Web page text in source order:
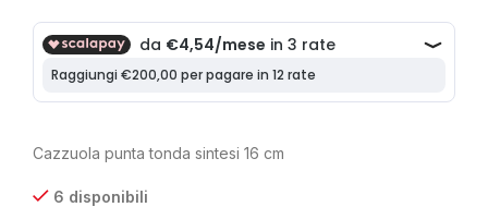
Cazzuola punta tonda sintesi 16 cm
6 disponibili